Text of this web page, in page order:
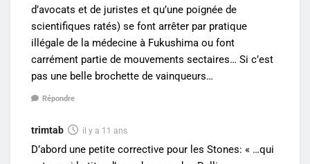
d’avocats et de juristes et qu’une poignée de
scientifiques ratés) se font arrêter par pratique
illégale de la médecine à Fukushima ou font
carrément partie de mouvements sectaires… Si c’est
pas une belle brochette de vainqueurs…
Répondre
trimtab il y a 11 ans
D’abord une petite corrective pour les Stones: « …qui